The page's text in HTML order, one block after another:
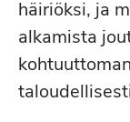
häiriöksi, ja
alkamista